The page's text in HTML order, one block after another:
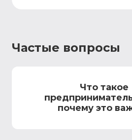
Частые вопросы
Что такое
почему это